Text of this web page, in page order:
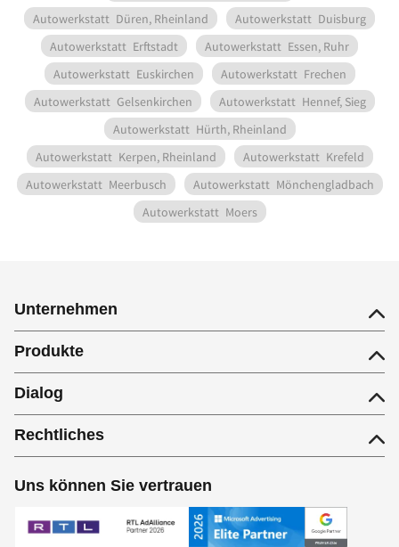
Autowerkstatt Düren, Rheinland Autowerkstatt Duisburg
Autowerkstatt Erftstadt Autowerkstatt Essen, Ruhr
Autowerkstatt Euskirchen Autowerkstatt Frechen
Autowerkstatt Gelsenkirchen Autowerkstatt Hennef, Sieg
Autowerkstatt Hürth, Rheinland
Autowerkstatt Kerpen, Rheinland Autowerkstatt Krefeld
Autowerkstatt Meerbusch Autowerkstatt Mönchengladbach
Autowerkstatt Moers
Unternehmen
Produkte
Dialog
Rechtliches
Uns können Sie vertrauen